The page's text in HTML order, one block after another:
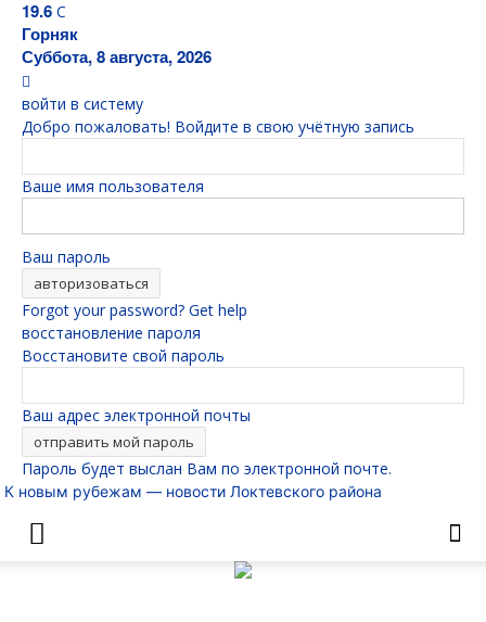
19.6 C
Горняк
Суббота, 8 августа, 2026
войти в систему
Добро пожаловать! Войдите в свою учётную запись
Ваше имя пользователя
Ваш пароль
Forgot your password? Get help
восстановление пароля
Восстановите свой пароль
Ваш адрес электронной почты
Пароль будет выслан Вам по электронной почте.
К новым рубежам — новости Локтевского района